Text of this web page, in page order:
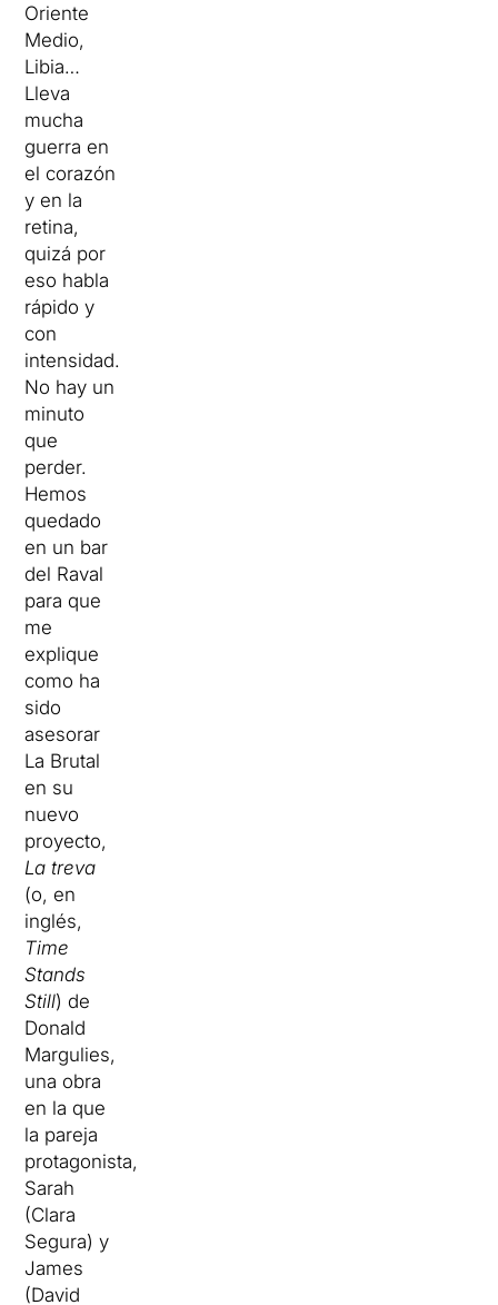
Oriente
Medio,
Libia…
Lleva
mucha
guerra en
el corazón
y en la
retina,
quizá por
eso habla
rápido y
con
intensidad.
No hay un
minuto
que
perder.
Hemos
quedado
en un bar
del Raval
para que
me
explique
como ha
sido
asesorar
La Brutal
en su
nuevo
proyecto,
La treva
(o, en
inglés,
Time
Stands
Still) de
Donald
Margulies,
una obra
en la que
la pareja
protagonista,
Sarah
(Clara
Segura) y
James
(David